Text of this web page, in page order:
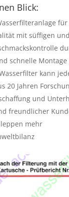
Blick:
mit süffigen
schnelle
kann
20 Jahren
und
freundlicher
mehr